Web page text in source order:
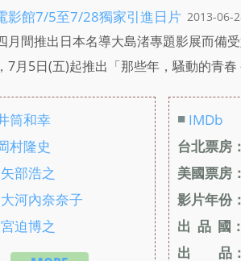
影館7/5至7/28獨家引進日片 2013-06-
月間推出日本名導大島渚專題影展而備
7月5日(五)起推出「那些年，騷動的青
筒和幸
村隆史
矢部浩之
大河內奈奈子
宮迫博之
■ IMDb
台北票房
美國票房
影片年份
出 品 國
出 品